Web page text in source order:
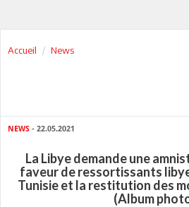
Accueil News
NEWS - 22.05.2021
La Libye demande une
faveur de ressortissants
Tunisie et la restitution des
(Album